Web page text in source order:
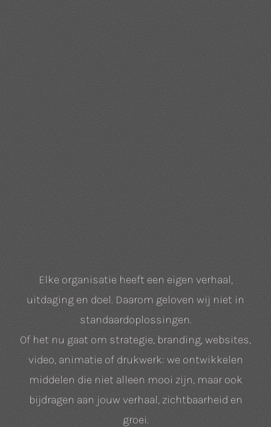
Elke organisatie heeft een eigen verhaal,
uitdaging en doel. Daarom geloven wij niet in
standaardoplossingen.
Of het nu gaat om strategie, branding, websites,
video, animatie of drukwerk: we ontwikkelen
middelen die niet alleen mooi zijn, maar ook
bijdragen aan jouw verhaal, zichtbaarheid en
groei.